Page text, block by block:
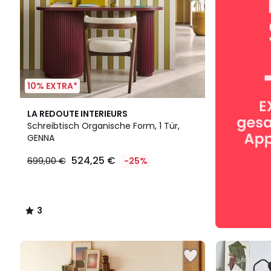
10% EXTRA*
LA REDOUTE INTERIEURS
Schreibtisch Organische Form, 1 Tür,
GENNA
699,00 € 524,25 € -25%
3
/
5
3
/